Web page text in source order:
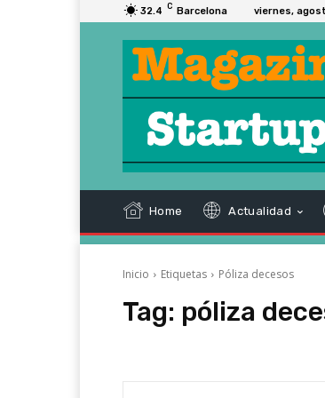
32.4 C Barcelona viernes,
Home Actualidad
Inicio Etiquetas Póliza decesos
Tag: póliza